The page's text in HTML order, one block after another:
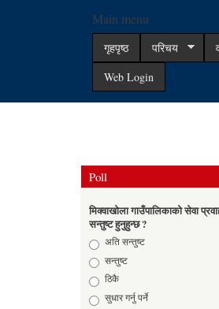
Main menu
गृहपृष्ठ परिचय
Web Login
Poll
मिक्वाखोला गाउँपालिकाको सेवा
सन्तुष्ट हुनुहुन्छ ?
Choicesअति सन्तुष्ट
सन्तुष्ट
ठिकै
सुधार गर्नु पर्ने